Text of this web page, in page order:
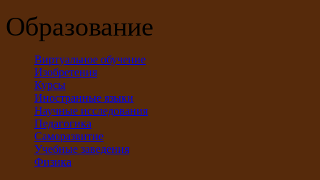
Образование
Виртуальное обучение
Изобретения
Курсы
Иностранные языки
Научные исследования
Педагогика
Саморазвитие
Учебные заведения
Физика